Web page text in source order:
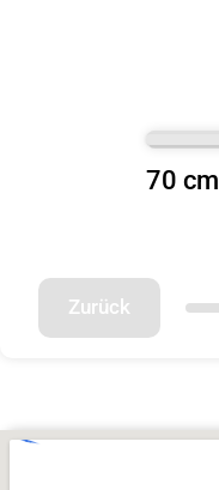
70 cm
Zurück